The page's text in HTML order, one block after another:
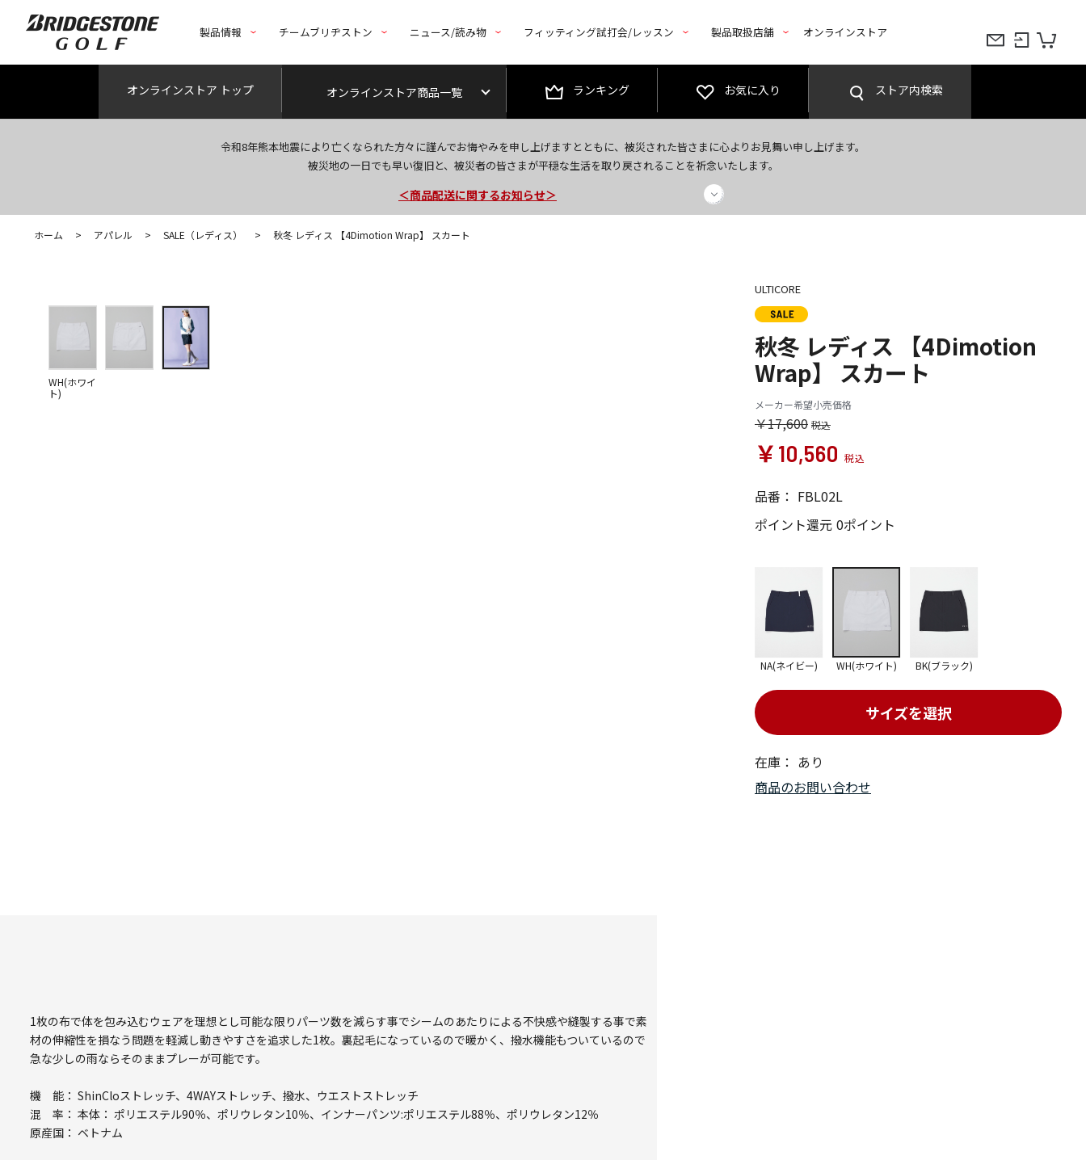
製品情報 チームブリヂストン ニュース/読み物 フィッティング試打会/レッスン 製品取扱店舗 オンラインストア
オンラインストア トップ オンラインストア商品一覧 ランキング お気に入り ストア内検索
令和8年熊本地震により亡くなられた方々に謹んでお悔やみを申し上げますとともに、被災された皆さまに心よりお見舞い申し上げます。
被災地の一日でも早い復旧と、被災者の皆さまが平穏な生活を取り戻されることを祈念いたします。
今なら新規会員登録で1,000円OFFクーポンプレゼント！
＜商品配送に関するお知らせ＞
＜夏季休暇中のご注文・発送・お問い合わせ＞
ホーム > アパレル > SALE（レディス） > 秋冬 レディス 【4Dimotion Wrap】 スカート
WH(ホワイ
ト)
ULTICORE
秋冬 レディス 【4Dimotion
Wrap】 スカート
メーカー希望小売価格
￥17,600
￥10,560
品番： FBL02L
ポイント還元 0ポイント
在庫： あり
サイズを選択
NA(ネイビー) WH(ホワイト) BK(ブラック)
商品のお問い合わせ
1枚の布で体を包み込むウェアを理想とし可能な限りパーツ数を減らす事でシームのあたりによる不快感や縫製する事で素
材の伸縮性を損なう問題を軽減し動きやすさを追求した1枚。裏起毛になっているので暖かく、撥水機能もついているので
急な少しの雨ならそのままプレーが可能です。
機 能： ShinCloストレッチ、4WAYストレッチ、撥水、ウエストストレッチ
混 率： 本体： ポリエステル90％、ポリウレタン10％、インナーパンツ:ポリエステル88％、ポリウレタン12％
原産国： ベトナム